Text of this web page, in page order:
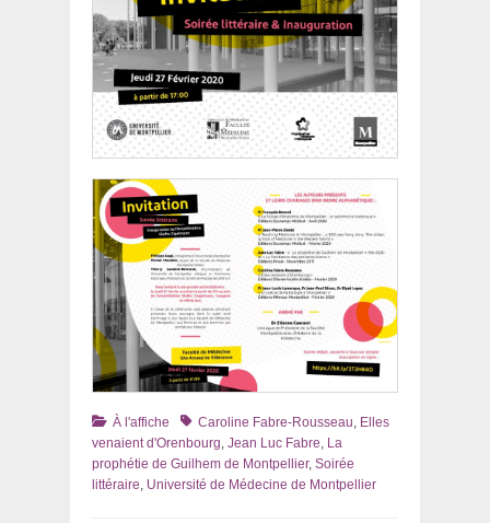
Catégories
À l'affiche TagsCaroline Fabre-Rousseau, Elles
venaient d'Orenbourg, Jean Luc Fabre, La
prophétie de Guilhem de Montpellier, Soirée
littéraire, Université de Médecine de Montpellier